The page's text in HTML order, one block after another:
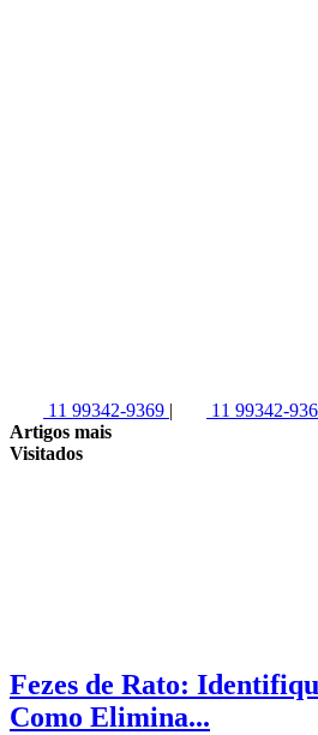
11 99342-9369 |
11 99342-
Artigos mais
Visitados
Fezes de Rato:
Como Elimina...